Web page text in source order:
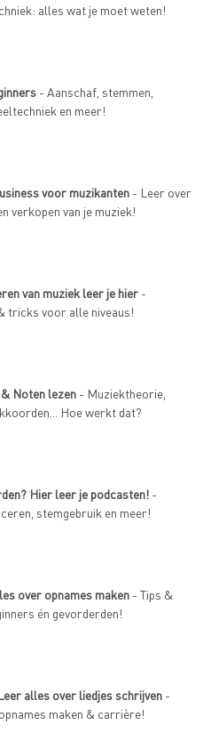
alles wat je moet weten!
- Aanschaf, stemmen,
en meer!
voor muzikanten - Leer over
verkopen van je muziek!
van muziek leer je hier -
tricks voor alle niveaus!
Noten lezen - Muziektheorie,
Hoe werkt dat?
Hier leer je podcasten! -
stemgebruik en meer!
over opnames maken - Tips &
én gevorderden!
alles over liedjes schrijven -
maken & carrière!